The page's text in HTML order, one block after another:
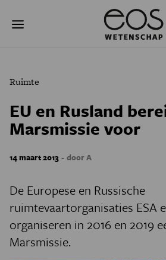
naar
NATUURWETENSCHAPPEN
PSYCHE & BREIN
JONGE UITDAGERS
Ruimte
EU en Rusland
Marsmissie voor
14 maart 2013 - door A
De Europese en Russische
ruimtevaartorganisaties ESA
organiseren in 2016 en 2019
Marsmissie.